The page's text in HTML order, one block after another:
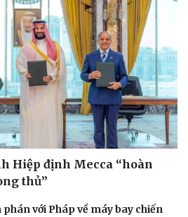
Hiệp định Mecca “hoàn
thủ”
với Pháp về máy bay chiến